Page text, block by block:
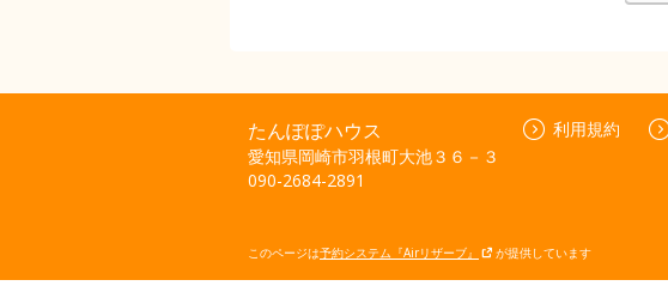
たんぽぽハウス
愛知県岡崎市羽根町大池３６－３
090-2684-2891
利用規約
このページは予約システム『Airリザーブ』 が提供しています